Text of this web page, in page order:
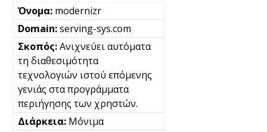
modernizr
serving-sys.com
Ανιχνεύει αυτόματα
τη διαθεσιμότητα
τεχνολογιών ιστού επόμενης
γενιάς στα προγράμματα
περιήγησης των χρηστών.
Μόνιμα